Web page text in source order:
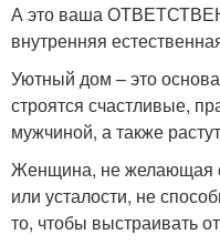
А это ваша
внутренняя
Уютный дом – это
строятся счастливые,
мужчиной, а также
Женщина, не желающая
или усталости, не
то, чтобы выстраивать